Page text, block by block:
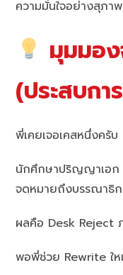
ความมั่นใจอย่างสุภา
มุมมอ
(ประสบก
พี่เคยเจอเคสหนึ่งครับ
นักศึกษาปริญญาเอก
จดหมายถึงบรรณาธิก
ผลคือ Desk Reject
พอพี่ช่วย Rewrite ให